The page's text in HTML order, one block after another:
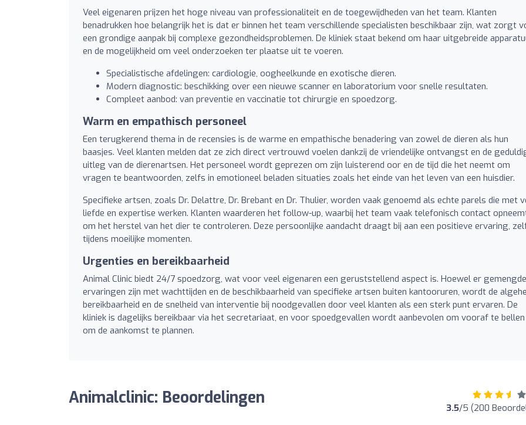
Veel eigenaren prijzen het hoge niveau van professionaliteit en de toegewijdheden van het team. Klanten
benadrukken hoe belangrijk het is dat er binnen het team verschillende specialisten beschikbaar zijn, wat zorgt
een grondige aanpak bij complexe gezondheidsproblemen. De kliniek staat bekend om haar uitgebreide
en de mogelijkheid om veel onderzoeken ter plaatse uit te voeren.
Specialistische afdelingen: cardiologie, oogheelkunde en exotische dieren.
Modern diagnostic: beschikking over een nieuwe scanner en laboratorium voor snelle resultaten.
Compleet aanbod: van preventie en vaccinatie tot chirurgie en spoedzorg.
Warm en empathisch personeel
Een terugkerend thema in de recensies is de warme en empathische benadering van zowel de dieren als hun
baasjes. Veel klanten melden dat ze zich direct vertrouwd voelen dankzij de vriendelijke ontvangst en de
uitleg van de dierenartsen. Het personeel wordt geprezen om zijn luisterend oor en de tijd die het neemt om
vragen te beantwoorden, zelfs in emotioneel beladen situaties zoals het einde van het leven van een huisdier.
Specifieke artsen, zoals Dr. Delattre, Dr. Brebant en Dr. Thulier, worden vaak genoemd als echte parels die met
liefde en expertise werken. Klanten waarderen het follow-up, waarbij het team vaak telefonisch contact
om het herstel van het dier te controleren. Deze persoonlijke aandacht draagt bij aan een positieve ervaring,
tijdens moeilijke momenten.
Urgenties en bereikbaarheid
Animal Clinic biedt 24/7 spoedzorg, wat voor veel eigenaren een geruststellend aspect is. Hoewel er gemengde
ervaringen zijn met wachttijden en de beschikbaarheid van specifieke artsen buiten kantooruren, wordt de
bereikbaarheid en de snelheid van interventie bij noodgevallen door veel klanten als een sterk punt ervaren. De
kliniek is dagelijks bereikbaar via het secretariaat, en voor spoedgevallen wordt aanbevolen om vooraf te bellen
om de aankomst te plannen.
Animalclinic: Beoordelingen 3.5/5 (200